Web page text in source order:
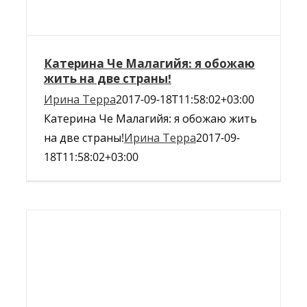
Катерина Че Малагийя: я обожаю
жить на две страны!
Ирина Терра2017-09-18T11:58:02+03:00
Катерина Че Малагийя: я обожаю жить
на две страны!Ирина Терра2017-09-
18T11:58:02+03:00